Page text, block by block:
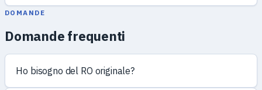
DOMANDE
Domande frequenti
Ho bisogno del RO originale?